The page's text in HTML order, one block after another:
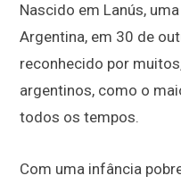
Nascido em Lanús,
Argentina, em 30 de
reconhecido por
argentinos, como o
todos os tempos.
Com uma infância